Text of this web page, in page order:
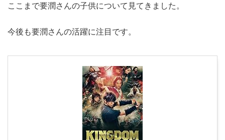
ここまで要潤さんの子供について見てきました。
今後も要潤さんの活躍に注目です。